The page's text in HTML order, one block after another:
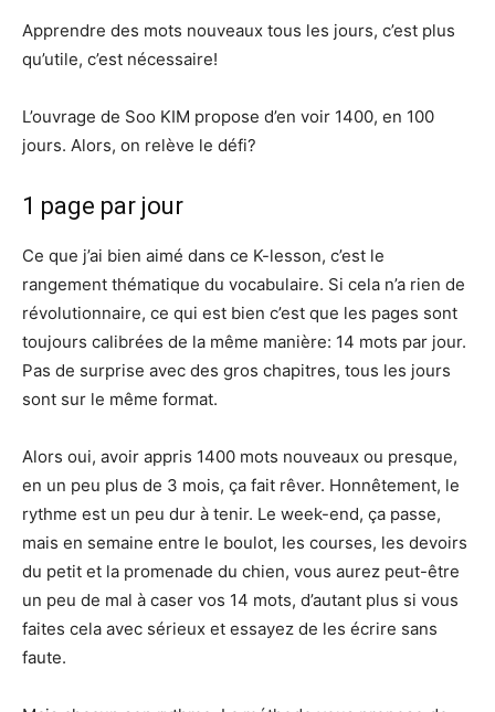
Apprendre des mots nouveaux tous les jours, c’est plus
qu’utile, c’est nécessaire!
L’ouvrage de Soo KIM propose d’en voir 1400, en 100
jours. Alors, on relève le défi?
1 page par jour
Ce que j’ai bien aimé dans ce K-lesson, c’est le
rangement thématique du vocabulaire. Si cela n’a rien de
révolutionnaire, ce qui est bien c’est que les pages sont
toujours calibrées de la même manière: 14 mots par jour.
Pas de surprise avec des gros chapitres, tous les jours
sont sur le même format.
Alors oui, avoir appris 1400 mots nouveaux ou presque,
en un peu plus de 3 mois, ça fait rêver. Honnêtement, le
rythme est un peu dur à tenir. Le week-end, ça passe,
mais en semaine entre le boulot, les courses, les devoirs
du petit et la promenade du chien, vous aurez peut-être
un peu de mal à caser vos 14 mots, d’autant plus si vous
faites cela avec sérieux et essayez de les écrire sans
faute.